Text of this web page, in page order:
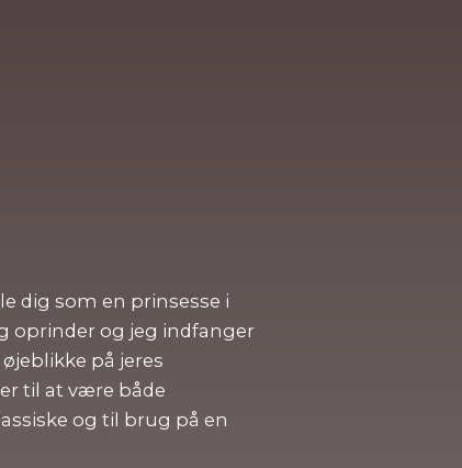
dig som en prinsesse i
oprinder og jeg indfanger
på jeres
til at være både
og til brug på en